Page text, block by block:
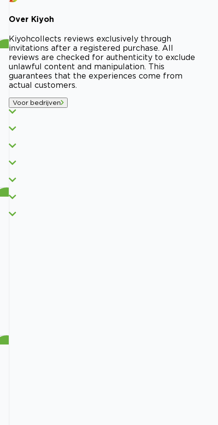
Over Kiyoh
Kiyohcollects reviews exclusively through
invitations after a registered purchase. All
reviews are checked for authenticity to exclude
unlawful content and manipulation. This
guarantees that the experiences come from
actual customers.
Voor bedrijven